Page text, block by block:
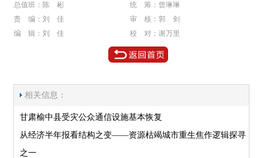
总值班：陈 彬
统 筹：曾琳琳
责 编：刘 佳
审 核：郭 剑
编 辑：刘 佳
校 对：谢万里
相关信息：
甘肃榆中县受灾公众通信设施基本恢复
从经济半年报看结构之变——资源枯竭城市重生焦作逻辑探寻
之一